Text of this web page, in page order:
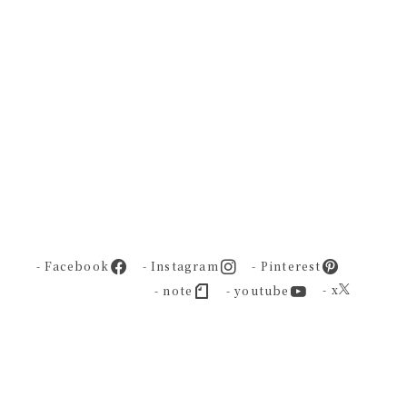
- Facebook - Instagram
- Pinterest
- note
- youtube - x